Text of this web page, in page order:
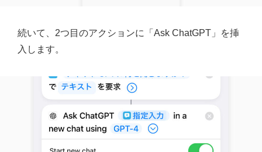
続いて、2つ目のアクションに「Ask ChatGPT」を挿
入します。